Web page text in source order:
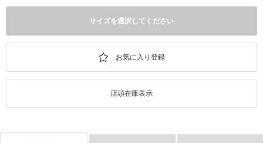
サイズを選択してください
店頭在庫表示